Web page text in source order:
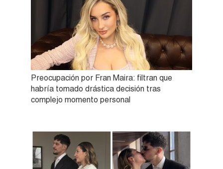
Preocupación por Fran Maira: filtran que
habría tomado drástica decisión tras
complejo momento personal